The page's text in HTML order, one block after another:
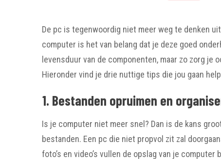
De pc is tegenwoordig niet meer weg te denken
computer is het van belang dat je deze goed
levensduur van de componenten, maar zo zorg je
Hieronder vind je drie nuttige tips die jou gaan
1. Bestanden opruimen en
Is je computer niet meer snel? Dan is de kans
bestanden. Een pc die niet propvol zit zal
foto’s en video’s vullen de opslag van je computer